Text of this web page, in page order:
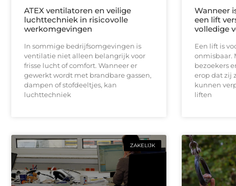
ATEX ventilatoren en veilige
luchttechniek in risicovolle
werkomgevingen
In sommige bedrijfsomgevingen is
ventilatie niet alleen belangrijk voor
frisse lucht of comfort. Wanneer er
gewerkt wordt met brandbare gassen,
dampen of stofdeeltjes, kan
luchttechniek
Wanneer
een lift
volledige
Een lift is
onmisbaar.
bezoekers
erop dat zij
kunnen
liften
ZAKELIJK